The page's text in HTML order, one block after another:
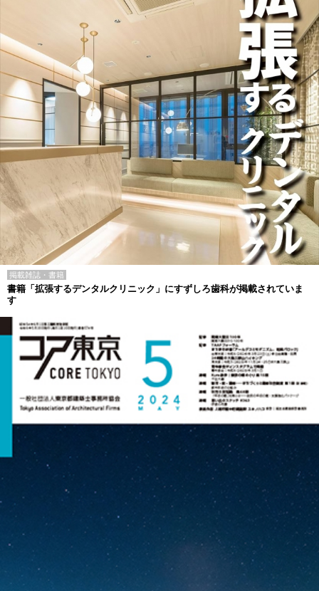
掲載雑誌・書籍
書籍「拡張するデンタルクリニック」にすずしろ歯科が掲載されていま
す